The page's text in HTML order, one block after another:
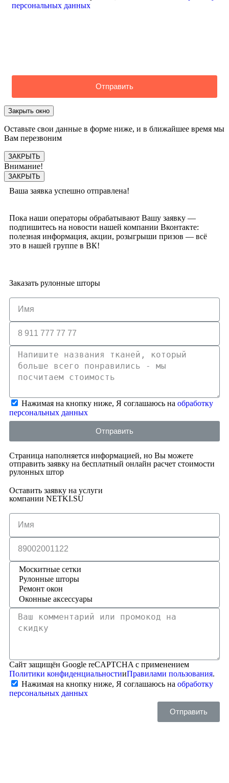
персональных данных
Отправить
Закрыть окно
Оставьте свои данные в форме ниже, и в ближайшее время мы
Вам перезвоним
ЗАКРЫТЬ
Внимание!
ЗАКРЫТЬ
Ваша заявка успешно отправлена!
Пока наши операторы обрабатывают Вашу заявку —
подпишитесь на новости нашей компании Вконтакте:
полезная информация, акции, розыгрыши призов — всё
это в нашей группе в ВК!
Заказать рулонные шторы
Нажимая на кнопку ниже, Я соглашаюсь на обработку
персональных данных
Отправить
Страница наполняется информацией, но Вы можете
отправить заявку на бесплатный онлайн расчет стоимости
рулонных штор
Оставить заявку на услуги
компании NETKI.SU
Сайт защищён Google reCAPTCHA с применением
Политики конфиденциальностииПравилами пользования.
Нажимая на кнопку ниже, Я соглашаюсь на обработку
персональных данных
Отправить